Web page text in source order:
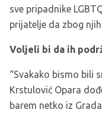
sve pripadnike
prijatelje da zbog
Voljeli bi da ih
“Svakako bismo bili
Krstulović Opara
barem netko iz